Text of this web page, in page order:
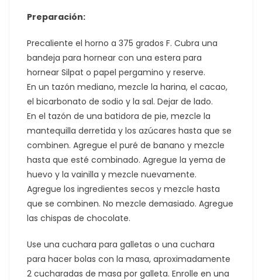
Preparación:
Precaliente el horno a 375 grados F. Cubra una
bandeja para hornear con una estera para
hornear Silpat o papel pergamino y reserve.
En un tazón mediano, mezcle la harina, el cacao,
el bicarbonato de sodio y la sal. Dejar de lado.
En el tazón de una batidora de pie, mezcle la
mantequilla derretida y los azúcares hasta que se
combinen. Agregue el puré de banano y mezcle
hasta que esté combinado. Agregue la yema de
huevo y la vainilla y mezcle nuevamente.
Agregue los ingredientes secos y mezcle hasta
que se combinen. No mezcle demasiado. Agregue
las chispas de chocolate.
Use una cuchara para galletas o una cuchara
para hacer bolas con la masa, aproximadamente
2 cucharadas de masa por galleta. Enrolle en una